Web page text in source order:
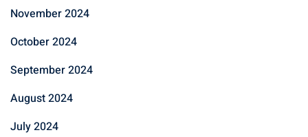
November 2024
October 2024
September 2024
August 2024
July 2024